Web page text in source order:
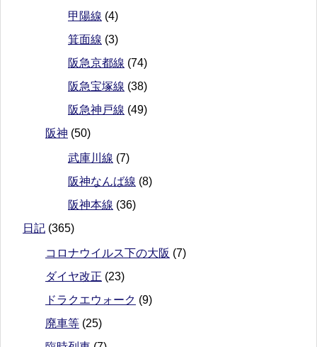
甲陽線 (4)
箕面線 (3)
阪急京都線 (74)
阪急宝塚線 (38)
阪急神戸線 (49)
阪神 (50)
武庫川線 (7)
阪神なんば線 (8)
阪神本線 (36)
日記 (365)
コロナウイルス下の大阪 (7)
ダイヤ改正 (23)
ドラクエウォーク (9)
廃車等 (25)